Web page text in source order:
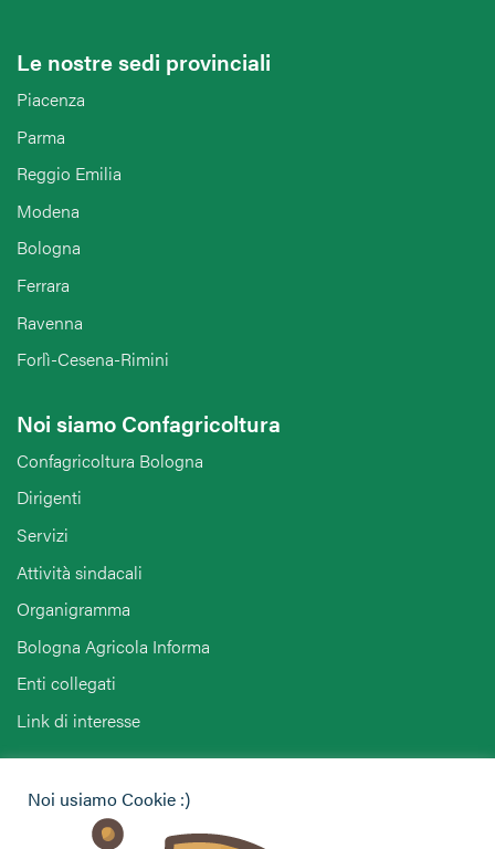
Le nostre sedi provinciali
Piacenza
Parma
Reggio Emilia
Modena
Bologna
Ferrara
Ravenna
Forlì-Cesena-Rimini
Noi siamo Confagricoltura
Confagricoltura Bologna
Dirigenti
Servizi
Attività sindacali
Organigramma
Bologna Agricola Informa
Enti collegati
Link di interesse
Vuoi contattarci per ricevere assistenza, lasciare un
Noi usiamo Cookie :)